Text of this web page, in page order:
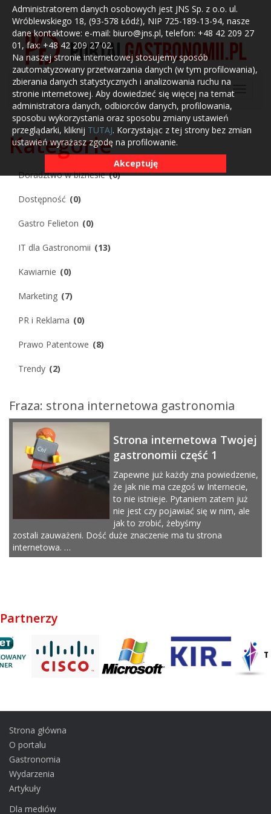
Administratorem danych osobowych jest JNS Sp. z o.o. ul.
Wróblewskiego 18, (93-578 Łódź), NIP 725-189-13-94, nasze
dane kontaktowe: e-mail: biuro@jns.pl, telefon: +48 42 209 27
01, fax: +48 42 209 27 02.
Na naszej stronie internetowej stosujemy sposób
zautomatyzowany przetwarzania danych (w tym profilowania),
zbierania danych statystycznych i analizowania ruchu na
stronie internetowej. Aby dowiedzieć się więcej na temat
administratora danych, odbiorców danych, profilowania,
sposobu wykorzystania oraz sposobu zmiany ustawień
przeglądarki, kliknij TUTAJ. Korzystając z tej strony bez zmian
ustawień wyrażasz zgodę na profilowanie.
Akceptuję
Kategorie
Doradztwo w biznesie(0)
Dostępność (0)
Gastro Felieton (0)
IT dla Gastronomii (13)
Kawiarnie (0)
Marketing (7)
PR i Reklama (0)
Prawo Patentowe (8)
Trendy (2)
Fraza: strona internetowa gastronomia
Strona internetowa Twojej
gastronomii część 1
Zapewne już każdy zna powiedzenie,
że jak nie ma czegoś w Internecie,
to nie istnieje. Pytaniem zatem już
nie jest czy pojawiać się w nim, ale
jak to zrobić, żebyśmy
zostali zauważeni. Dość duże znaczenie ma tu strona
internetowa. …
Partnerzy
Strona główna
O portalu
Gastronomia
Wydarzenia
Artykuły
Dla mediów